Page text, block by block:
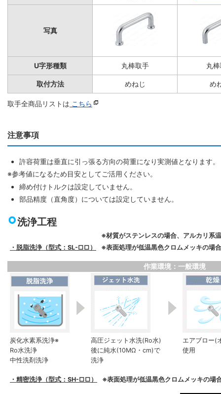
写真
U字形種類 丸棒取手 丸
取付方法 めねじ め
取手全商品リストは こちら
注意事項
許容荷重は垂直に引っ張る方向の荷重になり実測値となります。
※参考値になるため目安としてご活用ください。
締め付けトルクは設定していません。
部品精度（直角度）については設定していません。
洗浄工程
※材質がステンレスの場合、アルカリ系
・脱脂洗浄（型式：SL-□□）
※表面処理が低温黒色クロムメッキの場
作業環境：一般環境
炭化水素系洗浄※
Ro水洗浄
中性洗剤洗浄
高圧ジェット水洗(Ro水)
後に純水(10MΩ・cm)で
洗浄
エアブロー(
使用
・精密洗浄（型式：SH-□□） ※表面処理が低温黒色クロムメッキの場